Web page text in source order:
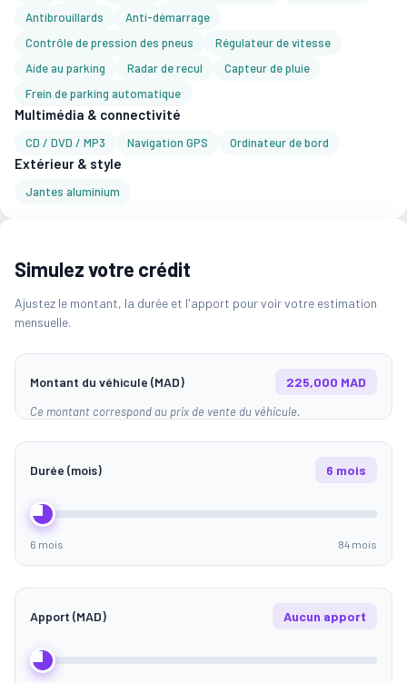
Antibrouillards
Anti-démarrage
Contrôle de pression des pneus
Régulateur de vitesse
Aide au parking
Radar de recul
Capteur de pluie
Frein de parking automatique
Multimédia & connectivité
CD / DVD / MP3 Navigation GPS Ordinateur de bord
Extérieur & style
Jantes aluminium
Simulez votre crédit
Ajustez le montant, la durée et l'apport pour voir votre estimation
mensuelle.
Montant du véhicule (MAD) 225,000 MAD
Ce montant correspond au prix de vente du véhicule.
Durée (mois) 6 mois
6 mois 84 mois
Apport (MAD) Aucun apport